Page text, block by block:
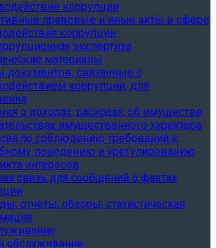
коррупции
правовые и иные акты в сфере
коррупции
экспертиза
материалы
связанные с
коррупции, для
о доходах, расходах, об имуществе
имущественного характера
по соблюдению требований к
поведению и урегулированию
интересов
связь для сообщений о фактах
отчеты, обзоры, статистическая
обслуживание